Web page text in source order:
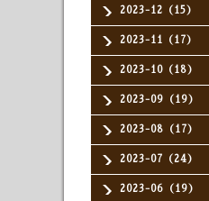
2023-12（15）
2023-11（17）
2023-10（18）
2023-09（19）
2023-08（17）
2023-07（24）
2023-06（19）